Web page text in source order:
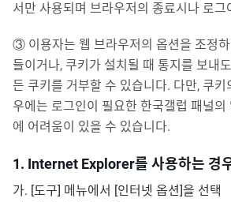
서만 사용되며 브라우저의 종료시나 로
③ 이용자는 웹 브라우저의 옵션을 조정
들이거나, 쿠키가 설치될 때 통지를 보내
든 쿠키를 거부할 수 있습니다. 다만, 쿠키
우에는 로그인이 필요한 한국갤럽 패널의
에 어려움이 있을 수 있습니다.
1. Internet Explorer를 사용하는 경
가. [도구] 메뉴에서 [인터넷 옵션]을 선택